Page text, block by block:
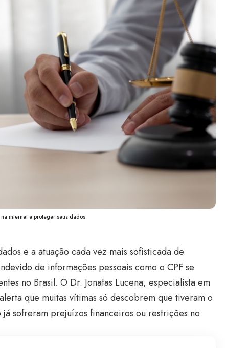
internet e proteger seus dados.
e a atuação cada vez mais sofisticada de
de informações pessoais como o CPF se
no Brasil. O Dr. Jonatas Lucena, especialista em
que muitas vítimas só descobrem que tiveram o
sofreram prejuízos financeiros ou restrições no